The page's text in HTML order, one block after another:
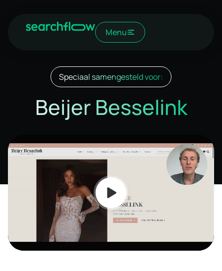
Menu
Speciaal samengesteld voor:
Beijer Besselink